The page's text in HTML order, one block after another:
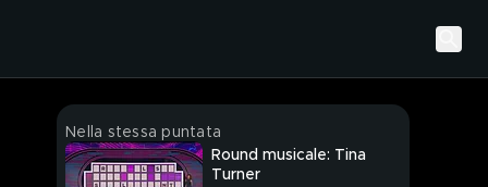
Nella stessa puntata
Round musicale: Tina
Turner